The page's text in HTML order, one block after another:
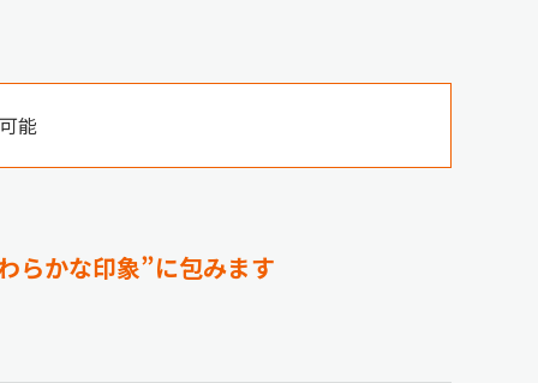
能
らかな印象”に包みます